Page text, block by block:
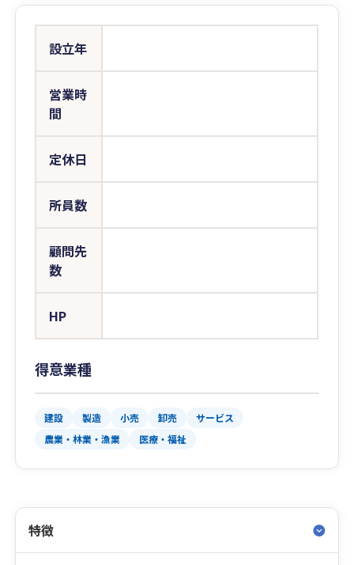
設立年
営業時
間
定休日
所員数
顧問先
数
HP
得意業種
建設 製造 小売 卸売
サービス
農業・林業・漁業
医療・福祉
特徴